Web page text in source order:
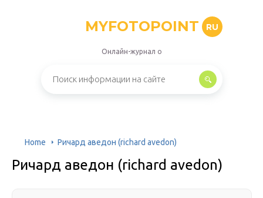
MYFOTOPOINT RU
Онлайн-журнал о
Home Ричард аведон (richard avedon)
Ричард аведон (richard avedon)